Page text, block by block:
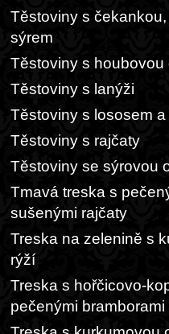
Těstoviny s
sýrem
Těstoviny s houbovou
Těstoviny s lanýži
Těstoviny s lososem
Těstoviny s rajčaty
Těstoviny se sýrovou
Tmavá treska s
sušenými rajčaty
Treska na zelenině s
rýží
Treska s hořčicovo-
pečenými bramborami